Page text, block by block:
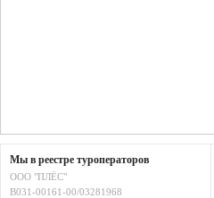
Мы в реестре туроператоров
ООО "ПЛЁС"
В031-00161-00/03281968